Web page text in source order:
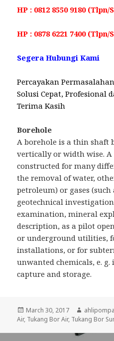
HP : 0812 8550 9180 (Tlpn/
HP : 0878 6221 7400 (Tlpn/
Segera Hubungi Kami
Percayakan
Solusi Cepat, Profesional
Terima Kasih
Borehole
A borehole is a thin shaft
vertically or width wise. A
constructed for many
the removal of water,
petroleum) or gases
geotechnical
examination, mineral
description, as a pilot
or underground utilities,
installations, or for
unwanted chemicals, e. g.
capture and storage.
Posted
on
March 30, 2017 Author
ahlipompa
Air, Tukang Bor Air, Tukang Bor